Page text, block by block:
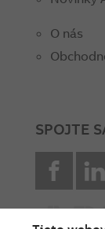
O nás
SPOJTE